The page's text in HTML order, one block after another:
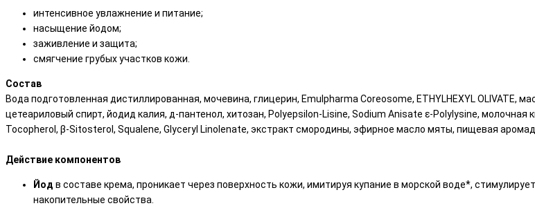
интенсивное увлажнение и питание;
насыщение йодом;
заживление и защита;
смягчение грубых участков кожи.
Состав
Вода подготовленная дистиллированная, мочевина, глицерин, Emulpharma Coreosome, ETHYLHEXYL OLIVATE,
цетеариловый спирт, йодид калия, д-пантенол, хитозан, Polyepsilon-Lisine, Sodium Anisate ε-Polylysine,
Tocopherol, β-Sitosterol, Squalene, Glyceryl Linolenate, экстракт смородины, эфирное масло мяты, пищевая
Действие компонентов
Йод в составе крема, проникает через поверхность кожи, имитируя купание в морской воде*,
накопительные свойства.